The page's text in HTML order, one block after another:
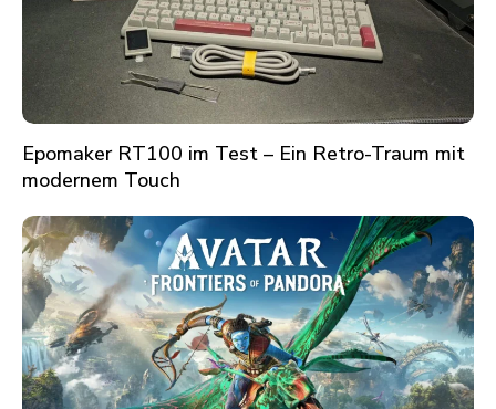
Epomaker RT100 im Test – Ein Retro-Traum mit
modernem Touch